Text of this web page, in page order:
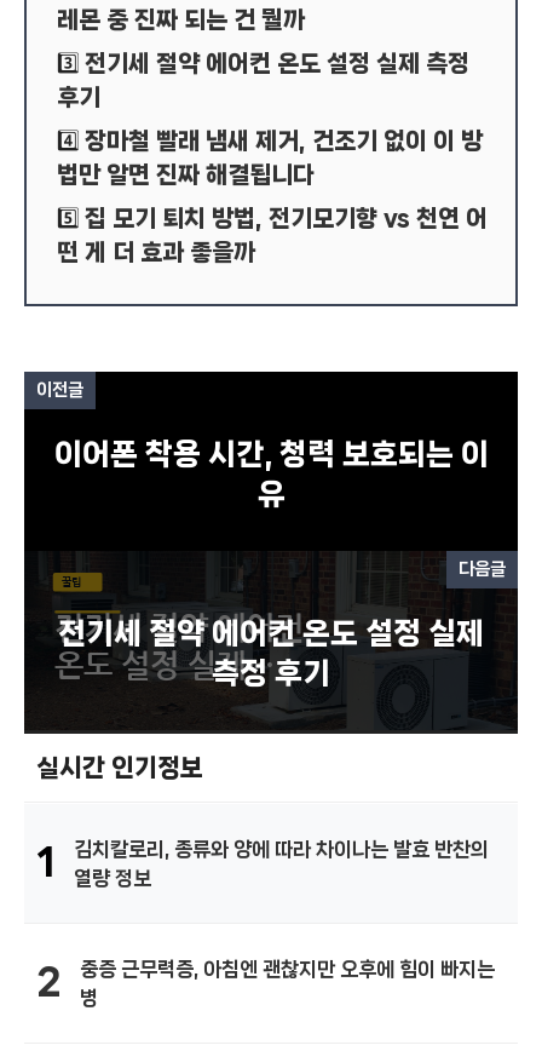
레몬 중 진짜 되는 건 뭘까
3️⃣ 전기세 절약 에어컨 온도 설정 실제 측정
후기
4️⃣ 장마철 빨래 냄새 제거, 건조기 없이 이 방
법만 알면 진짜 해결됩니다
5️⃣ 집 모기 퇴치 방법, 전기모기향 vs 천연 어
떤 게 더 효과 좋을까
이전글
이어폰 착용 시간, 청력 보호되는 이
유
다음글
전기세 절약 에어컨 온도 설정 실제
측정 후기
실시간 인기정보
1
김치칼로리, 종류와 양에 따라 차이나는 발효 반찬의
열량 정보
2
중증 근무력증, 아침엔 괜찮지만 오후에 힘이 빠지는
병